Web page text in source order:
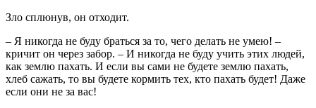
Зло сплюнув, он отходит.
– Я никогда не буду браться за то, чего делать не умею! –
кричит он через забор. – И никогда не буду учить этих людей,
как землю пахать. И если вы сами не будете землю пахать,
хлеб сажать, то вы будете кормить тех, кто пахать будет! Даже
если они не за вас!